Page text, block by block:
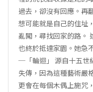
過去，卻沒有回應。再
想可能就是自己的住址
亂闖，尋找回家的路。
也終於抵達家園。她
─「輪迴」 源自十五世
失傳，因為這種藝術嚴
更會在每個木偶上施咒